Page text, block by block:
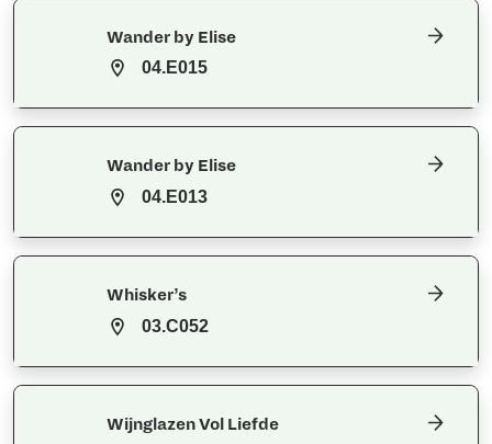
Wander by Elise
04.E015
Wander by Elise
04.E013
Whisker’s
03.C052
Wijnglazen Vol Liefde